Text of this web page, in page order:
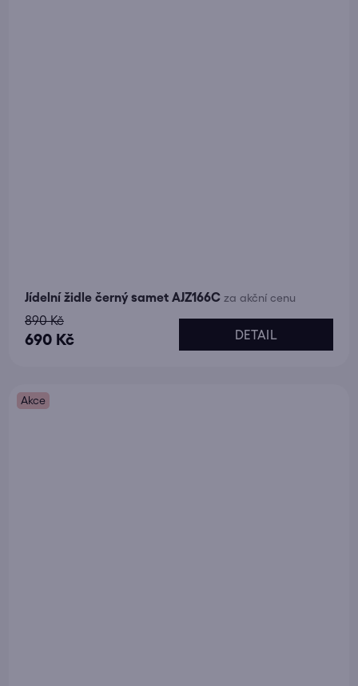
Jídelní židle černý samet AJZ166C za akční cenu
690 Kč
890 Kč
DETAIL
Akce